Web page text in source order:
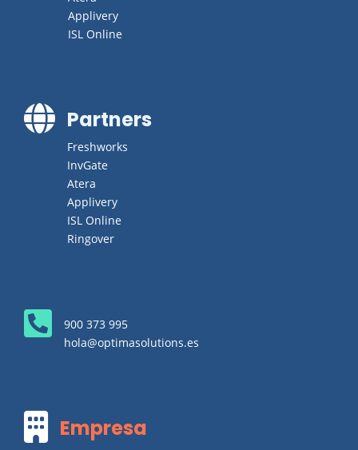
Applivery
ISL Online
 Partners
Freshworks
InvGate
Atera
Applivery
ISL Online
Ringover

900 373 995
hola@optimasolutions.es
 Empresa